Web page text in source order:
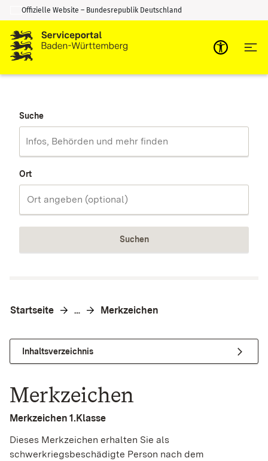
Zum Inhalt springen
Zur Suche springen
Offizielle Website – Bundesrepublik Deutschland
Suche
Ort
Suchen
Startseite … Merkzeichen
Inhaltsverzeichnis
Merkzeichen
Merkzeichen 1.Klasse
Dieses Merkzeichen erhalten Sie als
schwerkriegsbeschädigte Person nach dem